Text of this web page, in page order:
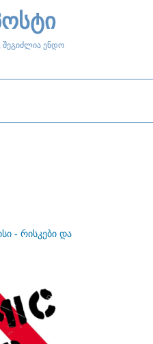
ენდო
- რისკები და